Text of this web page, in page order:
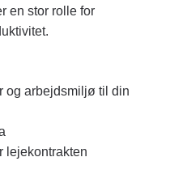
en stor rolle for
og arbejdsmiljø til din
lejekontrakten